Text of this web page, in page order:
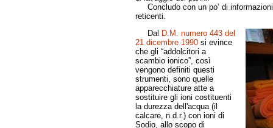
Concludo con un po’ di
reticenti.
Dal D.M. numero 443 del
21 dicembre 1990si evince
che gli “addolcitori a
scambio ionico”, così
vengono definiti questi
strumenti, sono quelle
apparecchiature atte a
sostituire gli ioni costituenti
la durezza dell'acqua (il
calcare, n.d.r.) con ioni di
Sodio, allo scopo di